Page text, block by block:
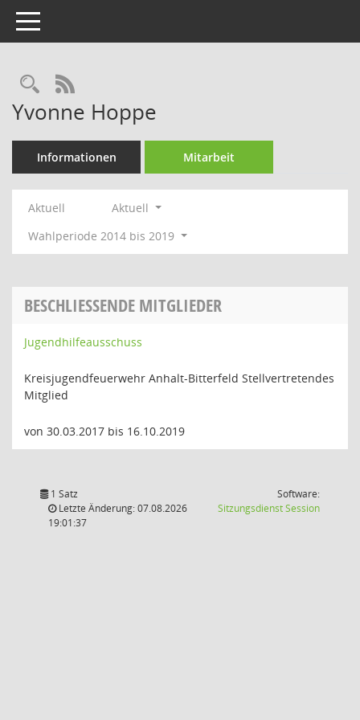
Toggle navigation
Rechercheauswahl
RSS-Feed
Yvonne Hoppe
Informationen Mitarbeit
Aktuell
Aktuell
Wahlperiode 2014 bis 2019
BESCHLIESSENDE MITGLIEDER
Jugendhilfeausschuss
Kreisjugendfeuerwehr Anhalt-Bitterfeld Stellvertretendes
Mitglied
von 30.03.2017 bis 16.10.2019
1 Satz
Letzte Änderung: 07.08.2026
19:01:37
Software:
SitzungsdienstSession(Wird in